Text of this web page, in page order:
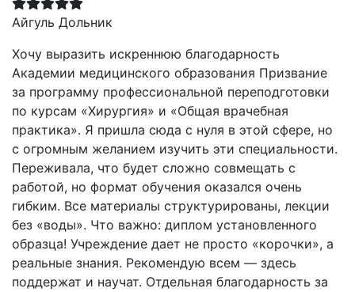
Айгуль Дольник
Хочу выразить искреннюю благодарность
Академии медицинского образования Призвание
за программу профессиональной переподготовки
по курсам «Хирургия» и «Общая врачебная
практика». Я пришла сюда с нуля в этой сфере, но
с огромным желанием изучить эти специальности.
Переживала, что будет сложно совмещать с
работой, но формат обучения оказался очень
гибким. Все материалы структурированы, лекции
без «воды». Что важно: диплом установленного
образца! Учреждение дает не просто «корочки», а
реальные знания. Рекомендую всем — здесь
поддержат и научат. Отдельная благодарность за